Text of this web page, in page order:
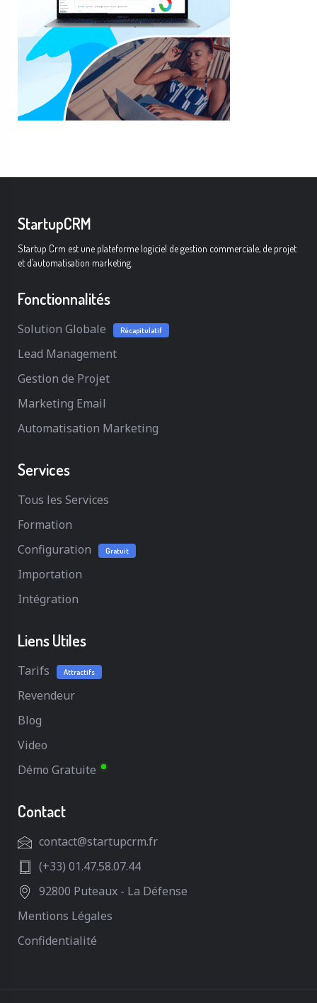
StartupCRM
Startup Crm est une plateforme logiciel de gestion commerciale, de projet
et d’automatisation marketing.
Fonctionnalités
Solution Globale Récapitulatif
Lead Management
Gestion de Projet
Marketing Email
Automatisation Marketing
Services
Tous les Services
Formation
Configuration
Gratuit
Importation
Intégration
Liens Utiles
Tarifs Attractifs
Revendeur
Blog
Video
Démo Gratuite
Contact
contact@startupcrm.fr
(+33) 01.47.58.07.44
92800 Puteaux - La Défense
Mentions Légales
Confidentialité